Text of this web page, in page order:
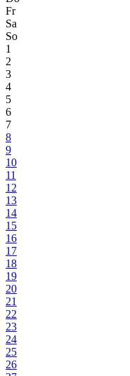
Fr
Sa
So
1
2
3
4
5
6
7
8
9
10
11
12
13
14
15
16
17
18
19
20
21
22
23
24
25
26